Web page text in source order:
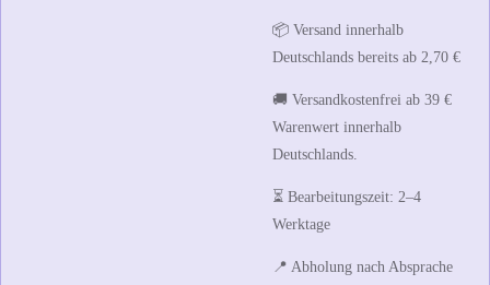
📦 Versand innerhalb
Deutschlands bereits ab 2,70 €
🚚 Versandkostenfrei ab 39 €
Warenwert innerhalb
Deutschlands.
⏳ Bearbeitungszeit: 2–4
Werktage
📍 Abholung nach Absprache